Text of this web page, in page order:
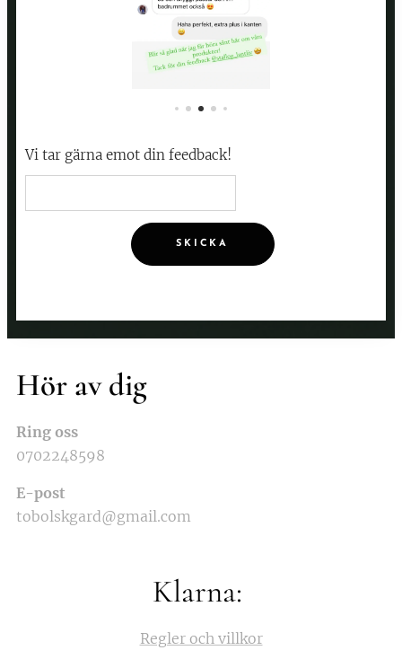
Vi tar gärna emot din feedback!🖤
SKICKA
Hör av dig
Ring oss
0702248598
E-post
tobolskgard@gmail.com
Klarna:
Regler och villkor